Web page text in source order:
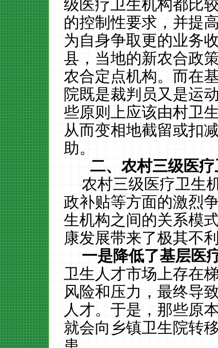
级医疗卫生机构都比
的控制性要求，并提
为自身争取更的业务
县，当地的新农合政
农合定点机构。而在
院既是裁判员又是运
些原则上应该由村卫
从而变相地截留或扣
助。
二、农村三级医
农村三级医疗卫生
政补贴等方面的激烈
生机构之间的关系模
康发展带来了极其不
一是降低了基层医
卫生人才市场上存在
风险和压力，最终导
人才。于是，那些原
就会向乡镇卫生院转